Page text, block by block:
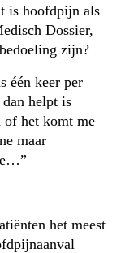
is hoofdpijn als
Dossier,
zijn?
één keer per
helpt is
of het komt me
maar
het meest